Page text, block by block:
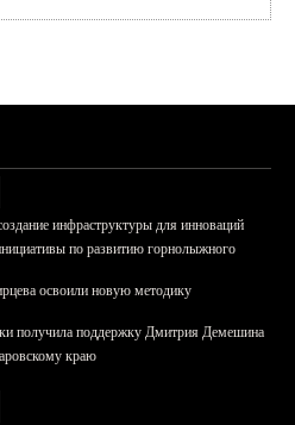
инфраструктуры для инноваций
по развитию горнолыжного
освоили новую методику
получила поддержку Дмитрия Демешина
краю